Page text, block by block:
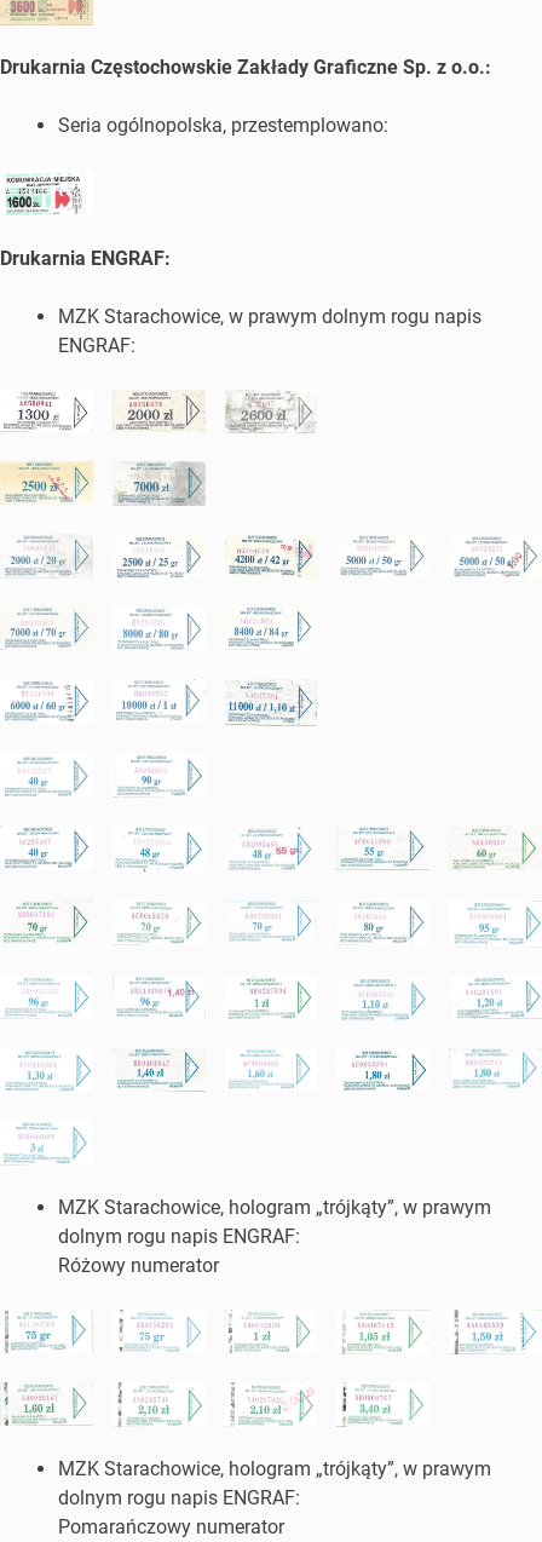
Drukarnia Częstochowskie Zakłady Graficzne Sp. z o.o.:
Seria ogólnopolska, przestemplowano:
Drukarnia ENGRAF:
MZK Starachowice, w prawym dolnym rogu napis
ENGRAF:
MZK Starachowice, hologram „trójkąty”, w prawym
dolnym rogu napis ENGRAF:
Różowy numerator
MZK Starachowice, hologram „trójkąty”, w prawym
dolnym rogu napis ENGRAF:
Pomarańczowy numerator